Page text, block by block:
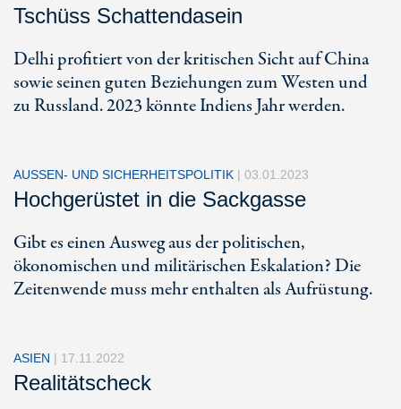
Tschüss Schattendasein
Delhi profitiert von der kritischen Sicht auf China
sowie seinen guten Beziehungen zum Westen und
zu Russland. 2023 könnte Indiens Jahr werden.
AUSSEN- UND SICHERHEITSPOLITIK | 03.01.2023
Hochgerüstet in die Sackgasse
Gibt es einen Ausweg aus der politischen,
ökonomischen und militärischen Eskalation? Die
Zeitenwende muss mehr enthalten als Aufrüstung.
ASIEN | 17.11.2022
Realitätscheck